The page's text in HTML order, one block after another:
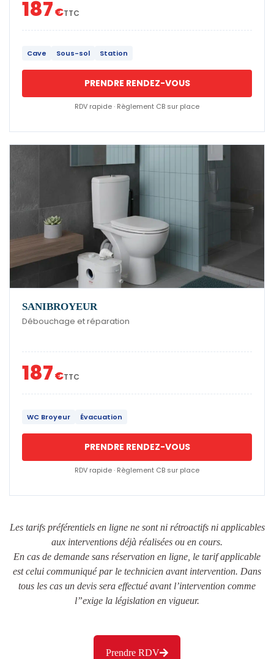
187€TTC
Cave Sous-sol Station
PRENDRE RENDEZ-VOUS
RDV rapide · Règlement CB sur place
SANIBROYEUR
Débouchage et réparation
187€TTC
WC Broyeur Évacuation
PRENDRE RENDEZ-VOUS
RDV rapide · Règlement CB sur place
Les tarifs préférentiels en ligne ne sont ni rétroactifs ni applicables
aux interventions déjà réalisées ou en cours.
En cas de demande sans réservation en ligne, le tarif applicable
est celui communiqué par le technicien avant intervention. Dans
tous les cas un devis sera effectué avant l’intervention comme
l”exige la législation en vigueur.
Prendre RDV